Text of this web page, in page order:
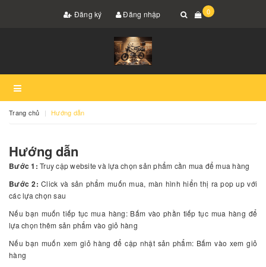
Đăng ký Đăng nhập 0
Trang chủ Hướng dẫn
Hướng dẫn
Bước 1: Truy cập website và lựa chọn sản phẩm cần mua để mua hàng
Bước 2: Click và sản phẩm muốn mua, màn hình hiển thị ra pop up với
các lựa chọn sau
Nếu bạn muốn tiếp tục mua hàng: Bấm vào phần tiếp tục mua hàng để
lựa chọn thêm sản phẩm vào giỏ hàng
Nếu bạn muốn xem giỏ hàng để cập nhật sản phẩm: Bấm vào xem giỏ
hàng